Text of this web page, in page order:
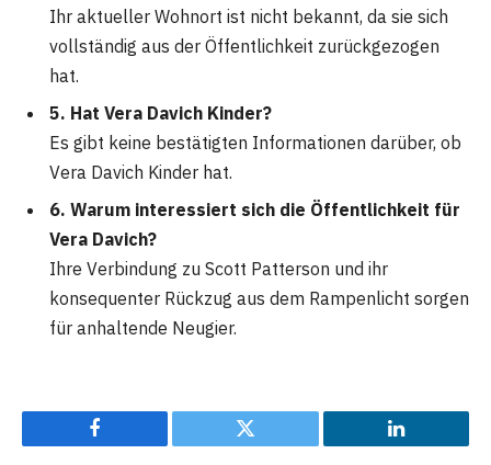
Ihr aktueller Wohnort ist nicht bekannt, da sie sich
vollständig aus der Öffentlichkeit zurückgezogen
hat.
5. Hat Vera Davich Kinder?
Es gibt keine bestätigten Informationen darüber, ob
Vera Davich Kinder hat.
6. Warum interessiert sich die Öffentlichkeit für
Vera Davich?
Ihre Verbindung zu Scott Patterson und ihr
konsequenter Rückzug aus dem Rampenlicht sorgen
für anhaltende Neugier.
Facebook Twitter LinkedIn